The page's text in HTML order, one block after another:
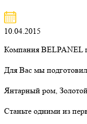
10.04.2015
Компания BELPANEL
Для Вас мы
Янтарный ром,
Станьте одними из